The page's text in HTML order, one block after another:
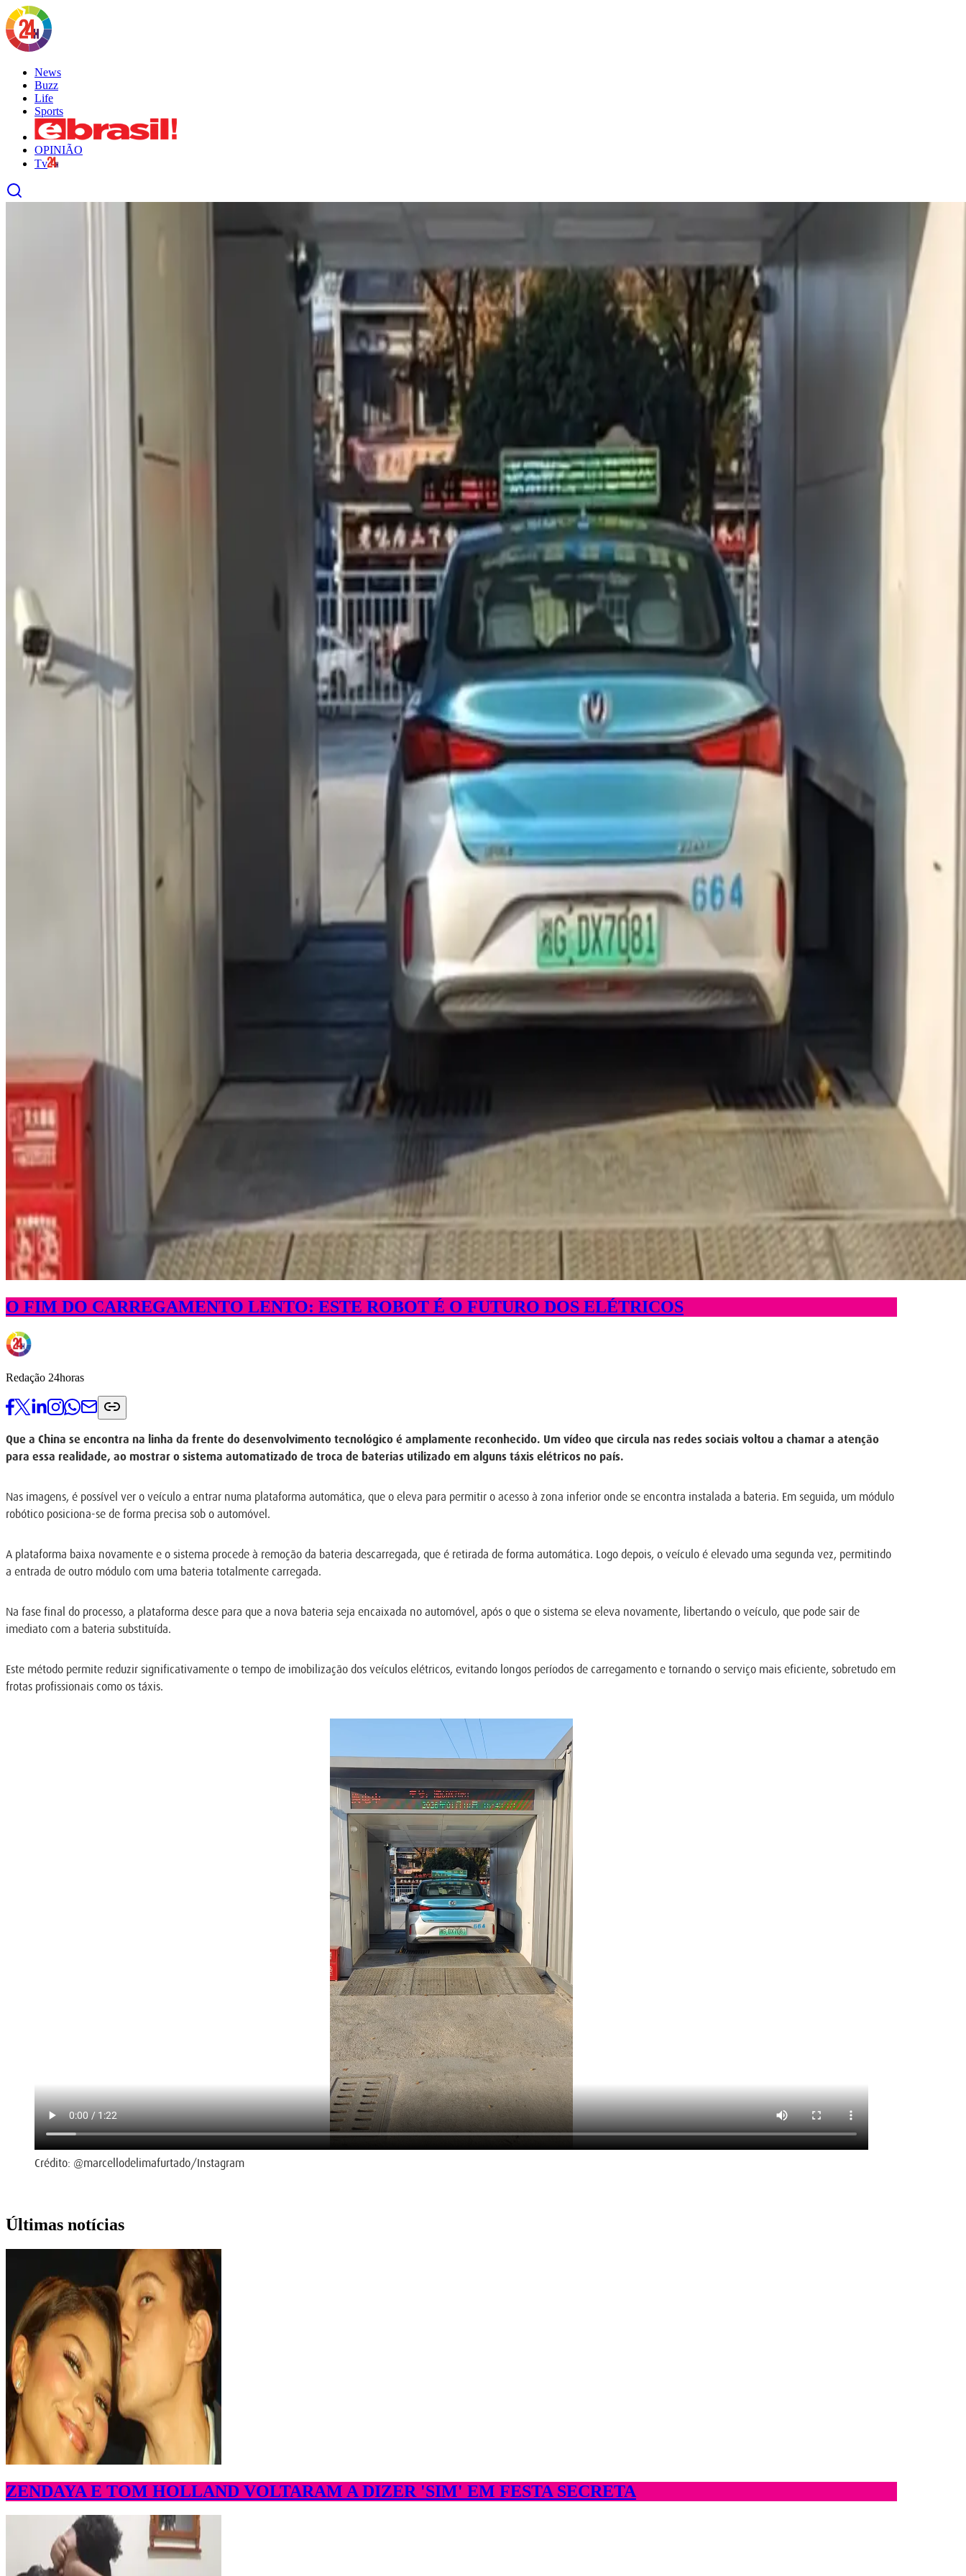
News
Buzz
Life
Sports
OPINIÃO
Tv
O FIM DO CARREGAMENTO LENTO: ESTE ROBOT É O FUTURO DOS ELÉTRICOS
Redação 24horas
Que a China se encontra na linha da frente do desenvolvimento tecnológico é amplamente reconhecido. Um vídeo que circula nas redes sociais voltou a chamar a atenção
para essa realidade, ao mostrar o sistema automatizado de troca de baterias utilizado em alguns táxis elétricos no país.
Nas imagens, é possível ver o veículo a entrar numa plataforma automática, que o eleva para permitir o acesso à zona inferior onde se encontra instalada a bateria. Em seguida, um módulo
robótico posiciona-se de forma precisa sob o automóvel.
A plataforma baixa novamente e o sistema procede à remoção da bateria descarregada, que é retirada de forma automática. Logo depois, o veículo é elevado uma segunda vez, permitindo
a entrada de outro módulo com uma bateria totalmente carregada.
Na fase final do processo, a plataforma desce para que a nova bateria seja encaixada no automóvel, após o que o sistema se eleva novamente, libertando o veículo, que pode sair de
imediato com a bateria substituída.
Este método permite reduzir significativamente o tempo de imobilização dos veículos elétricos, evitando longos períodos de carregamento e tornando o serviço mais eficiente, sobretudo em
frotas profissionais como os táxis.
Crédito: @marcellodelimafurtado/Instagram
Últimas notícias
ZENDAYA E TOM HOLLAND VOLTARAM A DIZER 'SIM' EM FESTA SECRETA